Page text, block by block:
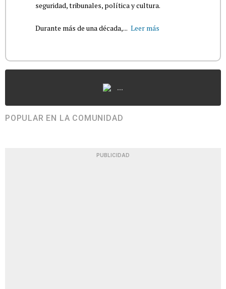
seguridad, tribunales, política y cultura.
Durante más de una década,... Leer más
...
POPULAR EN LA COMUNIDAD
PUBLICIDAD